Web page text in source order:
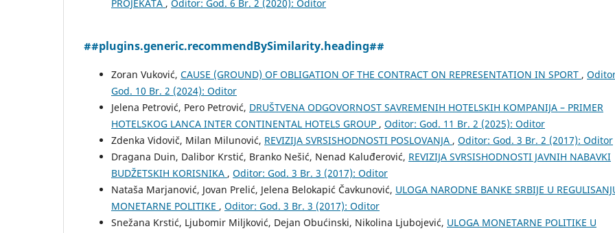
PROJEKATA , Oditor: God. 6 Br. 2 (2020): Oditor
##plugins.generic.recommendBySimilarity.heading##
Zoran Vuković, CAUSE (GROUND) OF OBLIGATION OF THE CONTRACT ON REPRESENTATION IN SPORT ,
God. 10 Br. 2 (2024): Oditor
Jelena Petrović, Pero Petrović, DRUŠTVENA ODGOVORNOST SAVREMENIH HOTELSKIH KOMPANIJA – PRIMER
HOTELSKOG LANCA INTER CONTINENTAL HOTELS GROUP , Oditor: God. 11 Br. 2 (2025): Oditor
Zdenka Vidovič, Milan Milunović, REVIZIJA SVRSISHODNOSTI POSLOVANJA , Oditor: God. 3 Br. 2 (2017): Oditor
Dragana Duin, Dalibor Krstić, Branko Nešić, Nenad Kaluđerović, REVIZIJA SVRSISHODNOSTI JAVNIH NABAVKI
BUDŽETSKIH KORISNIKA , Oditor: God. 3 Br. 3 (2017): Oditor
Nataša Marjanović, Jovan Prelić, Jelena Belokapić Čavkunović, ULOGA NARODNE BANKE SRBIJE U
MONETARNE POLITIKE , Oditor: God. 3 Br. 3 (2017): Oditor
Snežana Krstić, Ljubomir Miljković, Dejan Obućinski, Nikolina Ljubojević, ULOGA MONETARNE POLITIKE U